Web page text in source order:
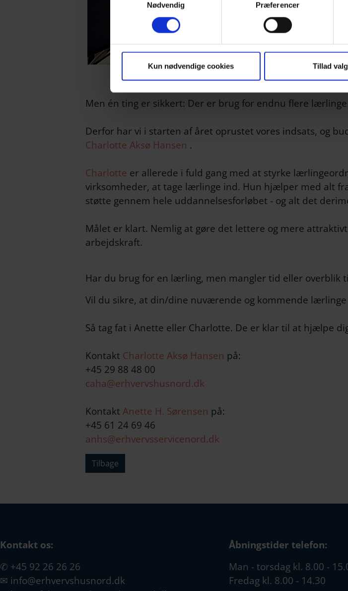
Nødvendig
Præferencer
Kun nødvendige cookies Tillad
Men én ting er sikkert: Der er brug for endnu flere
Derfor har vi i starten af året oprustet vores indsats, og
Charlotte Aksø Hansen .
Charlotte er allerede i fuld gang med at styrke
virksomheder, at tage lærlinge ind. Hun hjælper med alt
støtte gennem hele uddannelsesforløbet - og alt det
Målet er klart. Nemlig at gøre det lettere og mere
arbejdskraft.
Har du brug for en lærling, men mangler tid eller overblik
Vil du sikre, at din/dine nuværende og kommende
Så tag fat i Anette eller Charlotte. De er klar til at hjælpe
Kontakt Charlotte Aksø Hansen på:
+45 29 88 48 00
caha@erhvervshusnord.dk
Kontakt Anette H. Sørensen på:
+45 61 24 69 46
anhs@erhvervsservicenord.dk
Tilbage
Kontakt os:
✆ +45 92 26 26 26
✉ info@erhvervshusnord.dk
Åbningstider telefon:
Man - torsdag kl. 8.00 -
Fredag kl. 8.00 - 14.30